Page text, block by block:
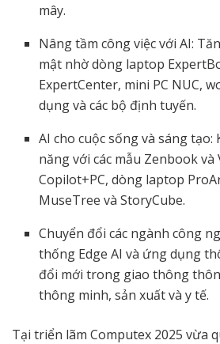
mây.
Nâng tầm công việc với AI:
mật nhờ dòng laptop
ExpertCenter, mini PC NUC,
dụng và các bộ định tuyến.
AI cho cuộc sống và sáng
năng với các mẫu Zenbook
Copilot+PC, dòng laptop
MuseTree và StoryCube.
Chuyển đổi các ngành công
thống Edge AI và ứng dụng
đổi mới trong giao thông
thông minh, sản xuất và y tế.
Tại triển lãm Computex 2025 vừa